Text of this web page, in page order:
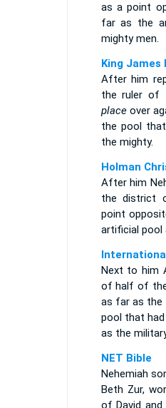
as a point
far as the
mighty men.
King James
After him
the ruler of
placeover
the pool
the mighty.
Holman
After him
the district
point
artificial pool
Next to him
of half of
as far as the
pool that
as the
NET Bible
Nehemiah
Beth Zur,
of David